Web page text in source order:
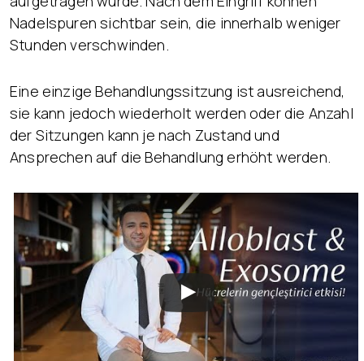
Nadelspuren sichtbar sein, die innerhalb weniger
Stunden verschwinden.
Eine einzige Behandlungssitzung ist ausreichend,
sie kann jedoch wiederholt werden oder die Anzahl
der Sitzungen kann je nach Zustand und
Ansprechen auf die Behandlung erhöht werden.